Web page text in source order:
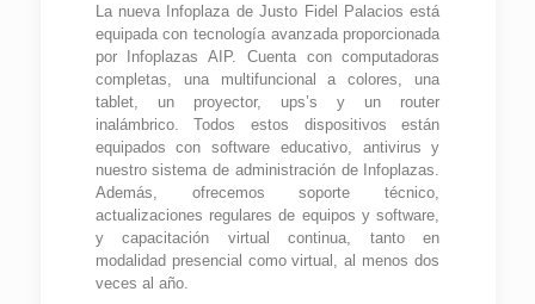
La nueva Infoplaza de Justo Fidel Palacios está
equipada con tecnología avanzada proporcionada
por Infoplazas AIP. Cuenta con computadoras
completas, una multifuncional a colores, una
tablet, un proyector, ups’s y un router
inalámbrico. Todos estos dispositivos están
equipados con software educativo, antivirus y
nuestro sistema de administración de Infoplazas.
Además, ofrecemos soporte técnico,
actualizaciones regulares de equipos y software,
y capacitación virtual continua, tanto en
modalidad presencial como virtual, al menos dos
veces al año.